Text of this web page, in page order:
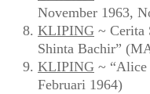
November 1963,
KLIPING ~ Cerita
Shinta Bachir”
KLIPING ~ “Alice
Februari 1964)